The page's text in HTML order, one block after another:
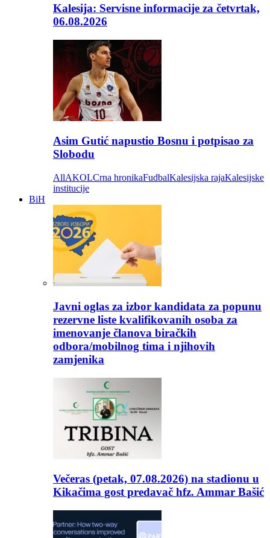
Kalesija: Servisne informacije za četvrtak,
06.08.2026
Asim Gutić napustio Bosnu i potpisao za
Slobodu
AllAKOLCrna hronikaFudbalKalesijska rajaKalesijske
institucije
BiH
Javni oglas za izbor kandidata za popunu
rezervne liste kvalifikovanih osoba za
imenovanje članova biračkih
odbora/mobilnog tima i njihovih
zamjenika
Večeras (petak, 07.08.2026) na stadionu u
Kikačima gost predavač hfz. Ammar Bašić